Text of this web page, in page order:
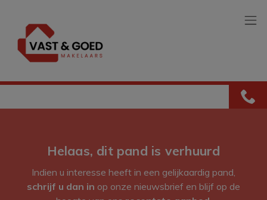
Helaas, dit pand is verhuurd
Indien u interesse heeft in een gelijkaardig pand,
schrijf u dan in op onze nieuwsbrief en blijf op de